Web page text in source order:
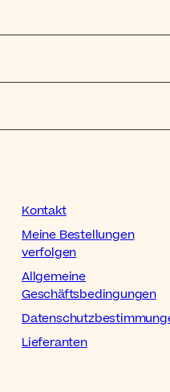
Kontakt
Meine Bestellungen
verfolgen
Allgemeine
Geschäftsbedingungen
Lieferanten